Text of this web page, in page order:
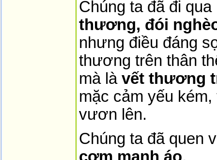
Chúng ta đã đi
thương, đói
nhưng điều đáng
thương trên thân
mà là vết thương
mặc cảm yếu
vươn lên.
Chúng ta đã quen